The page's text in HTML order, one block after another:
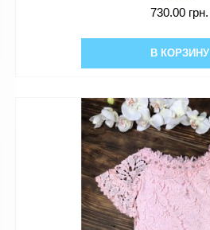
730.00 грн.
В КОРЗИНУ